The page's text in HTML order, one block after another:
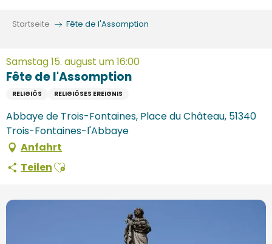
Startseite Fête de l'Assomption
Samstag 15. august um 16:00
Fête de l'Assomption
RELIGIÖS RELIGIÖSES EREIGNIS
Abbaye de Trois-Fontaines, Place du Château, 51340
Trois-Fontaines-l'Abbaye
Anfahrt
TeilenAjouter aux favoris